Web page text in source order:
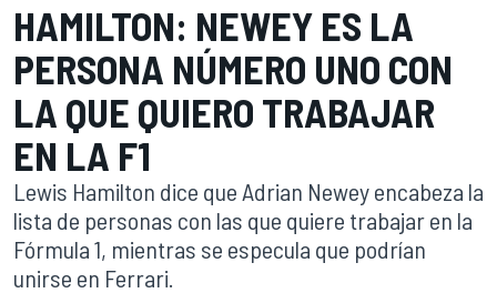
HAMILTON: NEWEY ES LA
PERSONA NÚMERO UNO CON
LA QUE QUIERO TRABAJAR
EN LA F1
Lewis Hamilton dice que Adrian Newey encabeza la
lista de personas con las que quiere trabajar en la
Fórmula 1, mientras se especula que podrían
unirse en Ferrari.